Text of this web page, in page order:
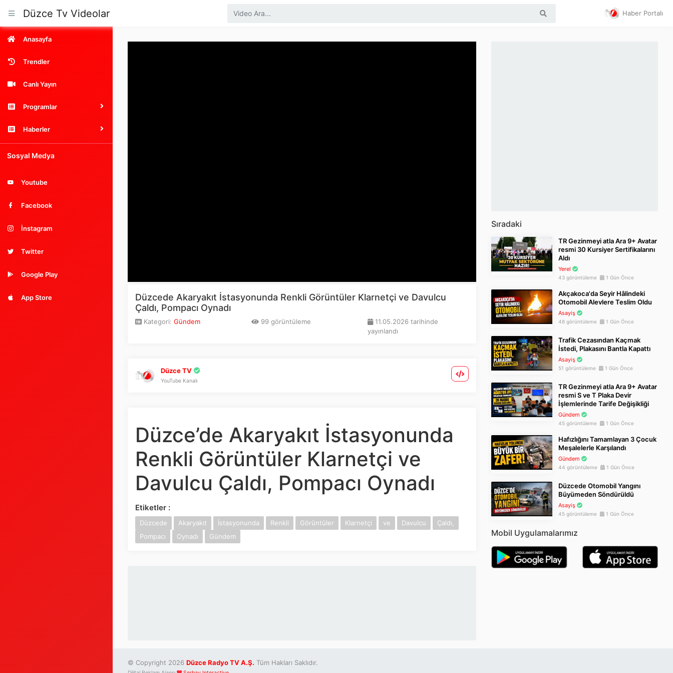
Düzce Tv Videolar Haber Portalı
Anasayfa
Trendler
Canlı Yayın
Programlar
Haberler
Sosyal Medya
Youtube
Facebook
İnstagram
Twitter
Google Play
App Store
Düzcede Akaryakıt İstasyonunda Renkli Görüntüler Klarnetçi ve Davulcu
Çaldı, Pompacı Oynadı
Kategori: Gündem 99 görüntüleme
11.05.2026 tarihinde
yayınlandı
Düzce TV
YouTube Kanalı
Düzce’de Akaryakıt İstasyonunda
Renkli Görüntüler Klarnetçi ve
Davulcu Çaldı, Pompacı Oynadı
Etiketler :
Düzcede Akaryakıt İstasyonunda Renkli Görüntüler Klarnetçi ve Davulcu
Çaldı,
Pompacı
Oynadı Gündem
Sıradaki
TR Gezinmeyi atla Ara 9+ Avatar
resmi 30 Kursiyer Sertifikalarını
Aldı
Yerel
43 görüntüleme 1 Gün Önce
Akçakoca'da Seyir Hâlindeki
Otomobil Alevlere Teslim Oldu
Asayiş
48 görüntüleme 1 Gün Önce
Trafik Cezasından Kaçmak
İstedi, Plakasını Bantla Kapattı
Asayiş
51 görüntüleme 1 Gün Önce
TR Gezinmeyi atla Ara 9+ Avatar
resmi S ve T Plaka Devir
İşlemlerinde Tarife Değişikliği
Gündem
45 görüntüleme 1 Gün Önce
Hafızlığını Tamamlayan 3 Çocuk
Meşalelerle Karşılandı
Gündem
44 görüntüleme 1 Gün Önce
Düzcede Otomobil Yangını
Büyümeden Söndürüldü
Asayiş
45 görüntüleme 1 Gün Önce
Mobil Uygulamalarımız
© Copyright 2026 Düzce Radyo TV A.Ş. Tüm Hakları Saklıdır.